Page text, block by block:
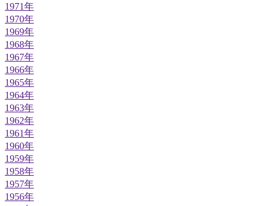
1971年
1970年
1969年
1968年
1967年
1966年
1965年
1964年
1963年
1962年
1961年
1960年
1959年
1958年
1957年
1956年